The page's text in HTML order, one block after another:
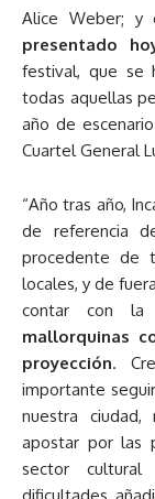
Alice Weber; y
presentado
festival, que se
todas aquellas
año de
Cuartel General
“Año tras año,
de referencia
procedente de
locales, y de
contar con la
mallorquinas
proyección.
importante
nuestra
apostar por las
sector